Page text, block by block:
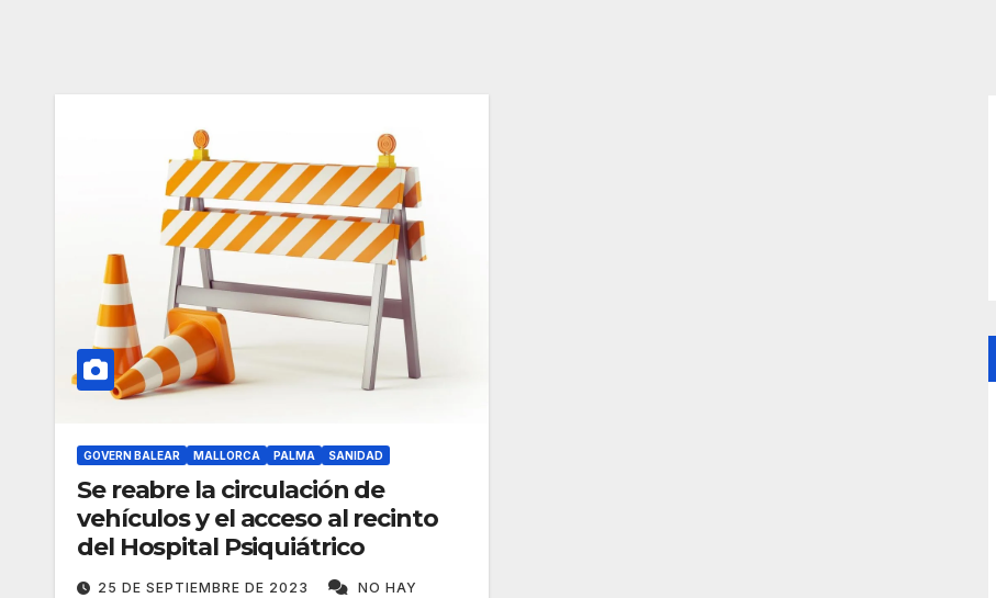
GOVERN BALEAR MALLORCA PALMA SANIDAD
Se reabre la circulación de
vehículos y el acceso al recinto
del Hospital Psiquiátrico
25 DE SEPTIEMBRE DE 2023
NO HAY